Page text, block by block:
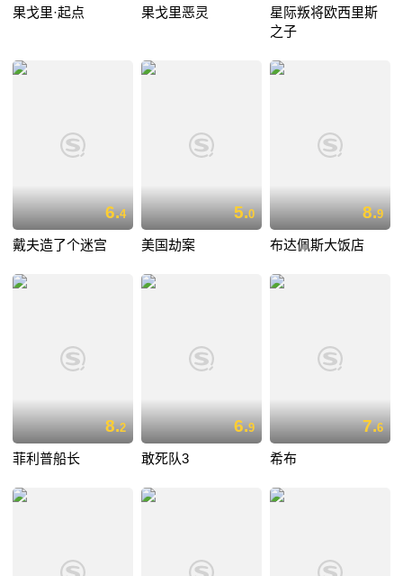
果戈里·起点 果戈里恶灵
星际叛将欧西里斯
之子
6.4
戴夫造了个迷宫
5.0
美国劫案
8.9
布达佩斯大饭店
8.2
菲利普船长
6.9
敢死队3
7.6
希布